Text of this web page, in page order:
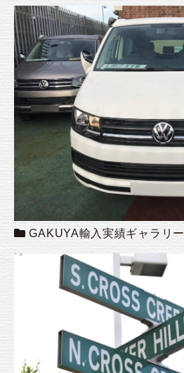
GAKUYA輸入実績ギャラリー